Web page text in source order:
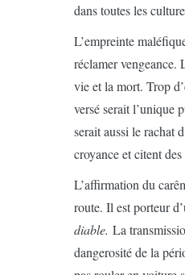
dans toutes les
L’empreinte
réclamer vengeance.
vie et la mort. Trop
versé serait l’unique
serait aussi le rachat
croyance et citent
L’affirmation du
route. Il est porteur
diable. La
dangerosité de la